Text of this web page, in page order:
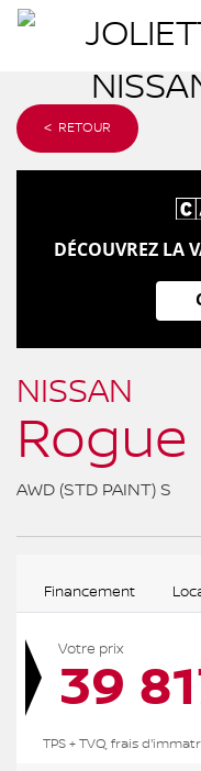
< RETOUR
DÉCOUVREZ LA
NISSAN
AWD (STD PAINT) S
Financement
Votre prix
39
TPS + TVQ, frais